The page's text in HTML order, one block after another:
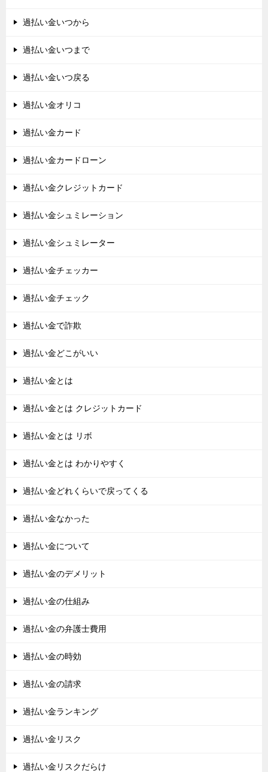
過払い金いつから
過払い金いつまで
過払い金いつ戻る
過払い金オリコ
過払い金カード
過払い金カードローン
過払い金クレジットカード
過払い金シュミレーション
過払い金シュミレーター
過払い金チェッカー
過払い金チェック
過払い金で詐欺
過払い金どこがいい
過払い金とは
過払い金とは クレジットカード
過払い金とは リボ
過払い金とは わかりやすく
過払い金どれくらいで戻ってくる
過払い金なかった
過払い金について
過払い金のデメリット
過払い金の仕組み
過払い金の弁護士費用
過払い金の時効
過払い金の請求
過払い金ランキング
過払い金リスク
過払い金リスクだらけ